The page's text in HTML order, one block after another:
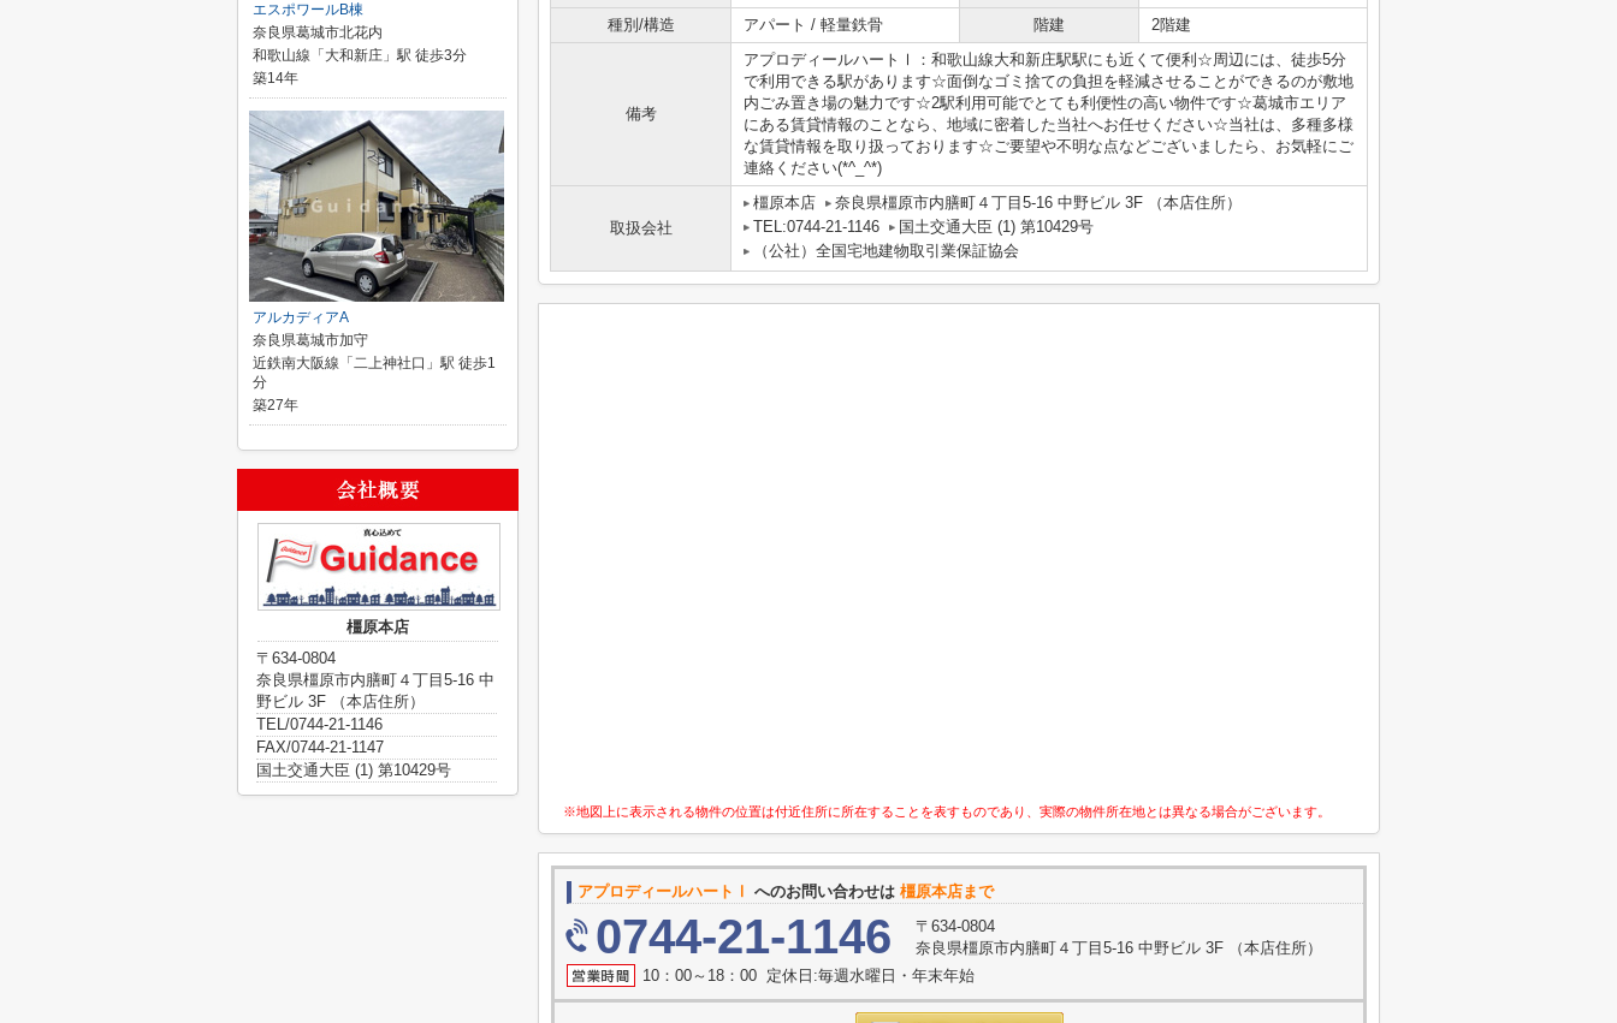
種別/構造
アパート / 軽量鉄骨 階建 2階建
備考
アプロディールハートⅠ：和歌山線大和新庄駅駅にも近くて便利☆周辺には、徒歩5分
で利用できる駅があります☆面倒なゴミ捨ての負担を軽減させることができるのが敷地
内ごみ置き場の魅力です☆2駅利用可能でとても利便性の高い物件です☆葛城市エリア
にある賃貸情報のことなら、地域に密着した当社へお任せください☆当社は、多種多様
な賃貸情報を取り扱っております☆ご要望や不明な点などございましたら、お気軽にご
連絡ください(*^_^*)
取扱会社
橿原本店
奈良県橿原市内膳町４丁目5-16 中野ビル 3F （本店住所）
TEL:0744-21-1146
国土交通大臣 (1) 第10429号
（公社）全国宅地建物取引業保証協会
※地図上に表示される物件の位置は付近住所に所在することを表すものであり、実際の物件所在地とは異なる場合がございます。
アプロディールハートⅠ へのお問い合わせは 橿原本店まで
0744-21-1146
〒634-0804
奈良県橿原市内膳町４丁目5-16 中野ビル 3F （本店住所）
10：00～18：00 定休日:毎週水曜日・年末年始
エスポワールB棟
奈良県葛城市北花内
和歌山線「大和新庄」駅 徒歩3分
築14年
アルカディアA
奈良県葛城市加守
近鉄南大阪線「二上神社口」駅 徒歩1
分
築27年
橿原本店
〒634-0804
奈良県橿原市内膳町４丁目5-16 中
野ビル 3F （本店住所）
TEL/0744-21-1146
FAX/0744-21-1147
国土交通大臣 (1) 第10429号